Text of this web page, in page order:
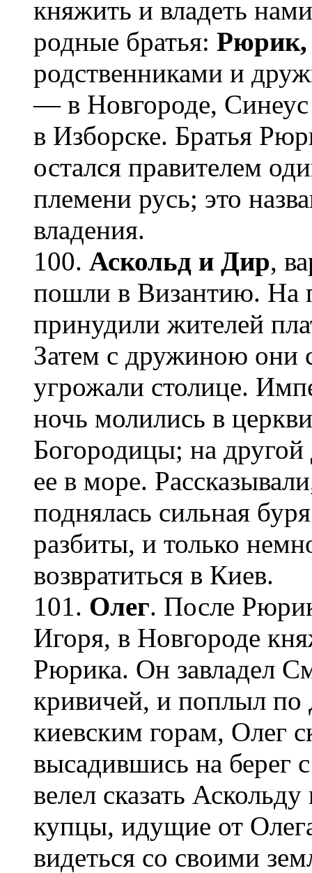
княжить и владеть
родные братья: Рюрик,
родственниками и
— в Новгороде,
в Изборске. Братья
остался правителем
племени русь; это
владения.
100. Аскольд и Дир,
пошли в Византию. На
принудили жителей
Затем с дружиною они
угрожали столице.
ночь молились в
Богородицы; на другой
ее в море.
поднялась сильная
разбиты, и только
возвратиться в Киев.
101. Олег. После
Игоря, в Новгороде
Рюрика. Он завладел
кривичей, и поплыл
киевским горам, Олег
высадившись на берег
велел сказать
купцы, идущие от
видеться со своими